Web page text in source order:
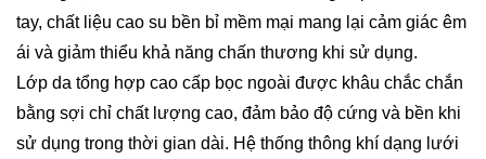
tay, chất liệu cao su bền bỉ mềm mại mang lại cảm giác êm
ái và giảm thiểu khả năng chấn thương khi sử dụng.
Lớp da tổng hợp cao cấp bọc ngoài được khâu chắc chắn
bằng sợi chỉ chất lượng cao, đảm bảo độ cứng và bền khi
sử dụng trong thời gian dài. Hệ thống thông khí dạng lưới